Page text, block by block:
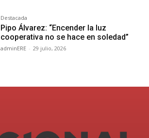
Destacada
Pipo Álvarez: “Encender la luz
cooperativa no se hace en soledad”
adminERE - 29 julio, 2026